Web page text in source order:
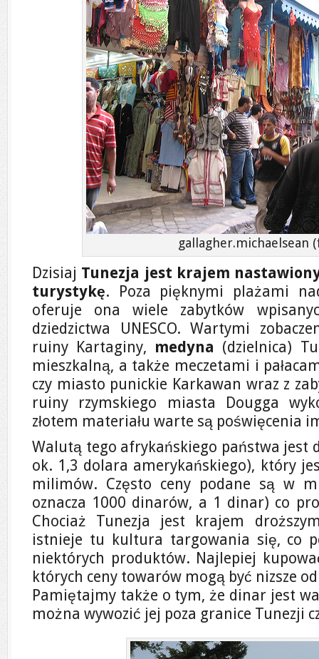
gallagher.michaelsean
Dzisiaj Tunezja jest krajem
turystykę. Poza pięknymi plażami
oferuje ona wiele zabytków
dziedzictwa UNESCO. Wartymi
ruiny Kartaginy, medyna (dzielnica)
mieszkalną, a także meczetami i
czy miasto punickie Karkawan wraz z
ruiny rzymskiego miasta Dougga
złotem materiału warte są poświęcenia
Walutą tego afrykańskiego państwa jest
ok. 1,3 dolara amerykańskiego), który
milimów. Często ceny podane są w
oznacza 1000 dinarów, a 1 dinar) co
Chociaż Tunezja jest krajem
istnieje tu kultura targowania się, co
niektórych produktów. Najlepiej
których ceny towarów mogą być nizsze
Pamiętajmy także o tym, że dinar jest
można wywozić jej poza granice Tunezji